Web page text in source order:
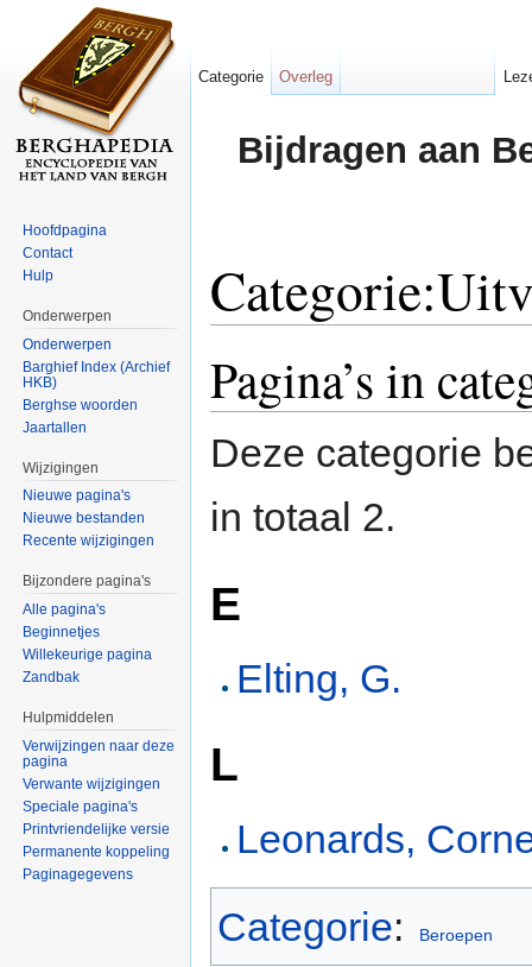
Bijdragen aan
Pagina’s in
Deze categorie
in totaal 2.
E
Elting, G.
L
Leonards,
Categorie: Beroepen
Categorie Overleg
Hoofdpagina
Contact
Hulp
Onderwerpen
Onderwerpen
Barghief Index (Archief
HKB)
Berghse woorden
Jaartallen
Wijzigingen
Nieuwe pagina's
Nieuwe bestanden
Recente wijzigingen
Bijzondere pagina's
Alle pagina's
Beginnetjes
Willekeurige pagina
Zandbak
Hulpmiddelen
Verwijzingen naar deze
pagina
Verwante wijzigingen
Speciale pagina's
Printvriendelijke versie
Permanente koppeling
Paginagegevens